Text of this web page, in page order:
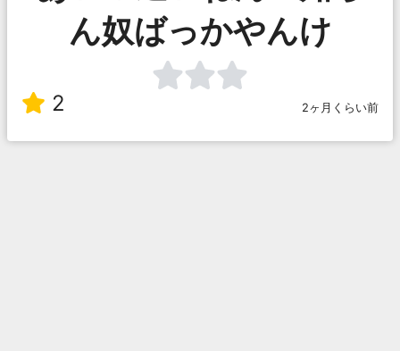
ん奴ばっかやんけ
2 2ヶ月くらい前